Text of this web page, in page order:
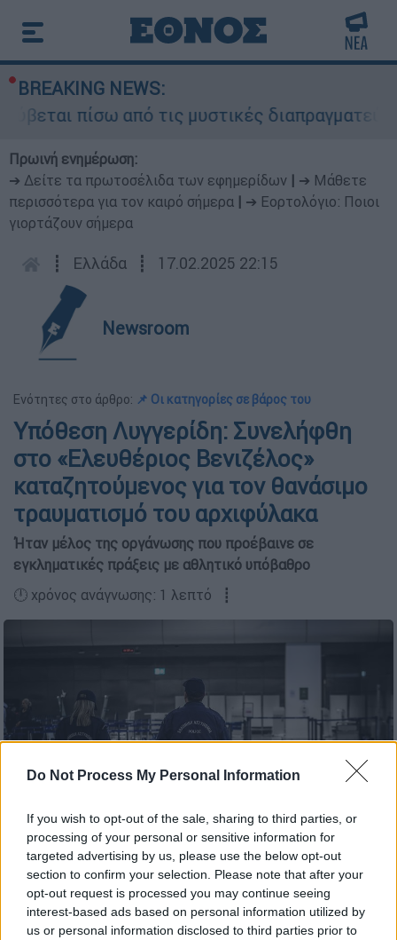
Do Not Process My Personal Information
If you wish to opt-out of the sale, sharing to third parties, or
processing of your personal or sensitive information for
targeted advertising by us, please use the below opt-out
section to confirm your selection. Please note that after your
opt-out request is processed you may continue seeing
interest-based ads based on personal information utilized by
us or personal information disclosed to third parties prior to
BREAKING NEWS:
πίσω από τις μυστικές
Πρωινή ενημέρωση:
➔ Δείτε τα πρωτοσέλιδα των εφημερίδων
➔ Μάθετε
περισσότερα για τον καιρό σήμερα
➔ Εορτολόγιο: Ποιοι
γιορτάζουν σήμερα
┋ Ελλάδα ┋ 17.02.2025 22:15
Newsroom
Ενότητες στο άρθρο: 📌 Οι κατηγορίες σε βάρος του
Υπόθεση Λυγγερίδη: Συνελήφθη
στο «Ελευθέριος Βενιζέλος»
καταζητούμενος για τον θανάσιμο
τραυματισμό του αρχιφύλακα
Ήταν μέλος της οργάνωσης που προέβαινε σε
εγκληματικές πράξεις με αθλητικό υπόβαθρο
🕛 χρόνος ανάγνωσης: 1 λεπτό ┋
Ελευθέριος Βενιζέλος/ Eurokinissi
Προσθέστε το ΕΘΝΟΣ στη Google